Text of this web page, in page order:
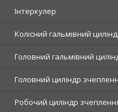
Інтеркулер
Колісний гальмівний
Головний гальмівний
Головний циліндр
Робочий циліндр